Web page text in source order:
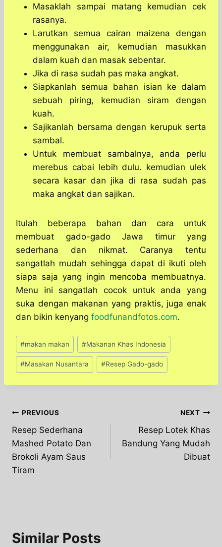
Masaklah sampai matang kemudian cek
rasanya.
Larutkan semua cairan maizena dengan
menggunakan air, kemudian masukkan
dalam kuah dan masak sebentar.
Jika di rasa sudah pas maka angkat.
Siapkanlah semua bahan isian ke dalam
sebuah piring, kemudian siram dengan
kuah.
Sajikanlah bersama dengan kerupuk serta
sambal.
Untuk membuat sambalnya, anda perlu
merebus cabai lebih dulu. kemudian ulek
secara kasar dan jika di rasa sudah pas
maka angkat dan sajikan.
Itulah beberapa bahan dan cara untuk
membuat gado-gado Jawa timur yang
sederhana dan nikmat. Caranya tentu
sangatlah mudah sehingga dapat di ikuti oleh
siapa saja yang ingin mencoba membuatnya.
Menu ini sangatlah cocok untuk anda yang
suka dengan makanan yang praktis, juga enak
dan bikin kenyang foodfunandfotos.com.
Post
Tags:
#makan makan #Makanan Khas Indonesia
#Masakan Nusantara #Resep Gado-gado
Post
navigation
PREVIOUS
Resep Sederhana
Mashed Potato Dan
Brokoli Ayam Saus
Tiram
NEXT
Resep Lotek Khas
Bandung Yang Mudah
Dibuat
Similar Posts